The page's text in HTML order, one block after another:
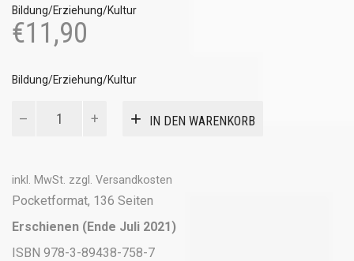
Bildung/Erziehung/Kultur
€11,90
Bildung/Erziehung/Kultur
Mündigkeit
Menge
IN DEN WARENKORB
inkl. MwSt. zzgl. Versandkosten
Pocketformat, 136 Seiten
Erschienen (Ende Juli 2021)
ISBN 978-3-89438-758-7